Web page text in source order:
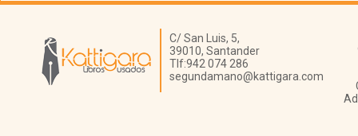
Librería Kattigara
C/ San Luis, 5,
39010, Santander
Tlf:942 074 286
segundamano@kattigara.com